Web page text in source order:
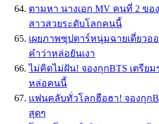
ตามหา นางเอก MV คนที่ 2 ขอ
สาวสวยระดับโลกคนนี้
เผยภาพซุปตาร์หนุ่มฉายเดี่ยวอ
คำว่าหล่อยันเงา
ไม่คิดไม่ฝัน! จองกุกBTS เตรีย
หล่อคนนี้
เเฟนคลับทั่วโลกฮือฮา! จองกุก
สุดๆ